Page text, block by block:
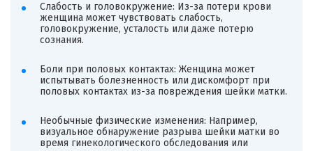
Слабость и головокружение: Из-за потери крови
женщина может чувствовать слабость,
головокружение, усталость или даже потерю
сознания.
Боли при половых контактах: Женщина может
испытывать болезненность или дискомфорт при
половых контактах из-за повреждения шейки матки.
Необычные физические изменения: Например,
визуальное обнаружение разрыва шейки матки во
время гинекологического обследования или